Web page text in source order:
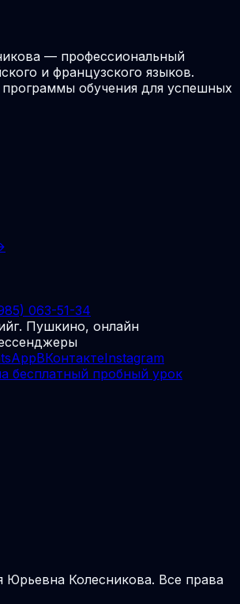
— профессиональный
и французского языков.
обучения для успешных
063-51-34
г. Пушкино, онлайн
ВКонтактеInstagram
бесплатный пробный урок
Юрьевна Колесникова. Все права